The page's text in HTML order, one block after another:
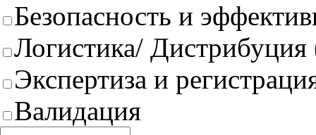
Безопасность и
Логистика/
Экспертиза и
Валидация